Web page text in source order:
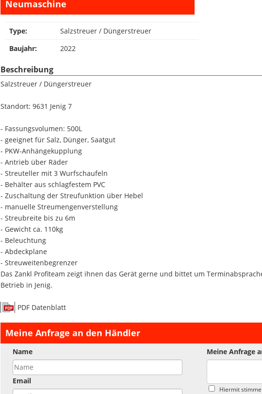
Neumaschine
Type:
Salzstreuer / Düngerstreuer
Baujahr:
2022
Beschreibung
Salzstreuer / Düngerstreuer
Standort: 9631 Jenig 7
- Fassungsvolumen: 500L
- geeignet für Salz, Dünger, Saatgut
- PKW-Anhängekupplung
- Antrieb über Räder
- Streuteller mit 3 Wurfschaufeln
- Behälter aus schlagfestem PVC
- Zuschaltung der Streufunktion über Hebel
- manuelle Streumengenverstellung
- Streubreite bis zu 6m
- Gewicht ca. 110kg
- Beleuchtung
- Abdeckplane
- Streuweitenbegrenzer
Das Zankl Profiteam zeigt ihnen das Gerät gerne und bittet um
Betrieb in Jenig.
PDF Datenblatt
Meine Anfrage an den Händler
Name
Email
Meine Anfrage
Hiermit